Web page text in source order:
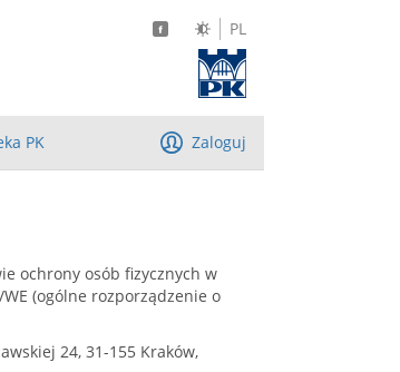
PL
PK Zaloguj
ochrony osób fizycznych w
(ogólne rozporządzenie o
24, 31-155 Kraków,